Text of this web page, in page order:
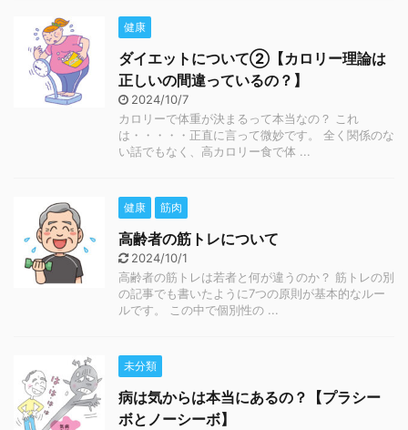
健康
ダイエットについて②【カロリー理論は
正しいの間違っているの？】
2024/10/7
カロリーで体重が決まるって本当なの？ これ
は・・・・・正直に言って微妙です。 全く関係のな
い話でもなく、高カロリー食で体 ...
健康 筋肉
高齢者の筋トレについて
2024/10/1
高齢者の筋トレは若者と何が違うのか？ 筋トレの別
の記事でも書いたように7つの原則が基本的なルー
ルです。 この中で個別性の ...
未分類
病は気からは本当にあるの？【プラシー
ボとノーシーボ】